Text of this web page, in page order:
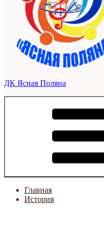
ДК Ясная Поляна
Главная
История